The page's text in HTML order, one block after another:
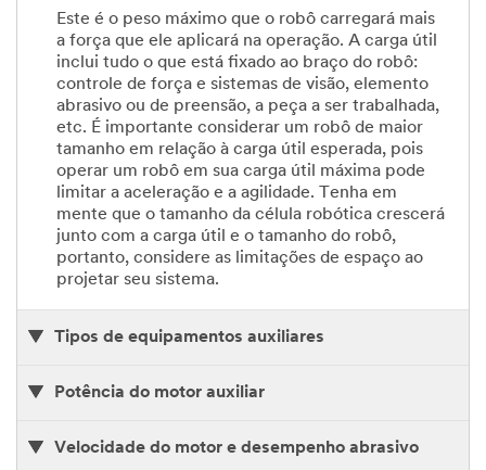
Este é o peso máximo que o robô carregará mais
a força que ele aplicará na operação. A carga útil
inclui tudo o que está fixado ao braço do robô:
controle de força e sistemas de visão, elemento
abrasivo ou de preensão, a peça a ser trabalhada,
etc. É importante considerar um robô de maior
tamanho em relação à carga útil esperada, pois
operar um robô em sua carga útil máxima pode
limitar a aceleração e a agilidade. Tenha em
mente que o tamanho da célula robótica crescerá
junto com a carga útil e o tamanho do robô,
portanto, considere as limitações de espaço ao
projetar seu sistema.
Tipos de equipamentos auxiliares
Potência do motor auxiliar
Velocidade do motor e desempenho abrasivo